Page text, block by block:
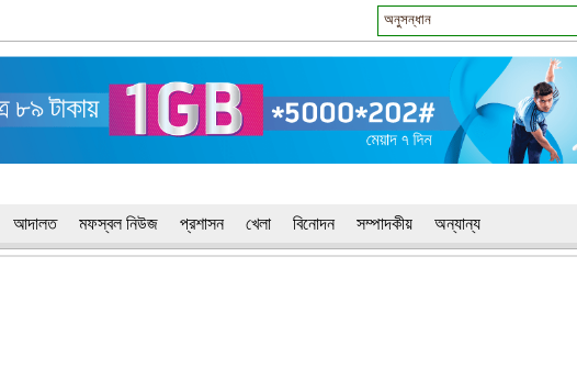
আদালত মফস্বল নিউজ প্রশাসন খেলা বিনোদন সম্পাদকীয় অন্যান্য